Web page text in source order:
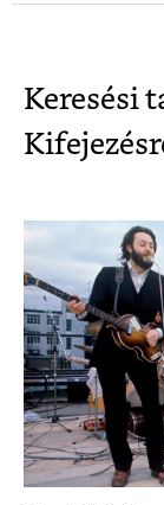
Keresési